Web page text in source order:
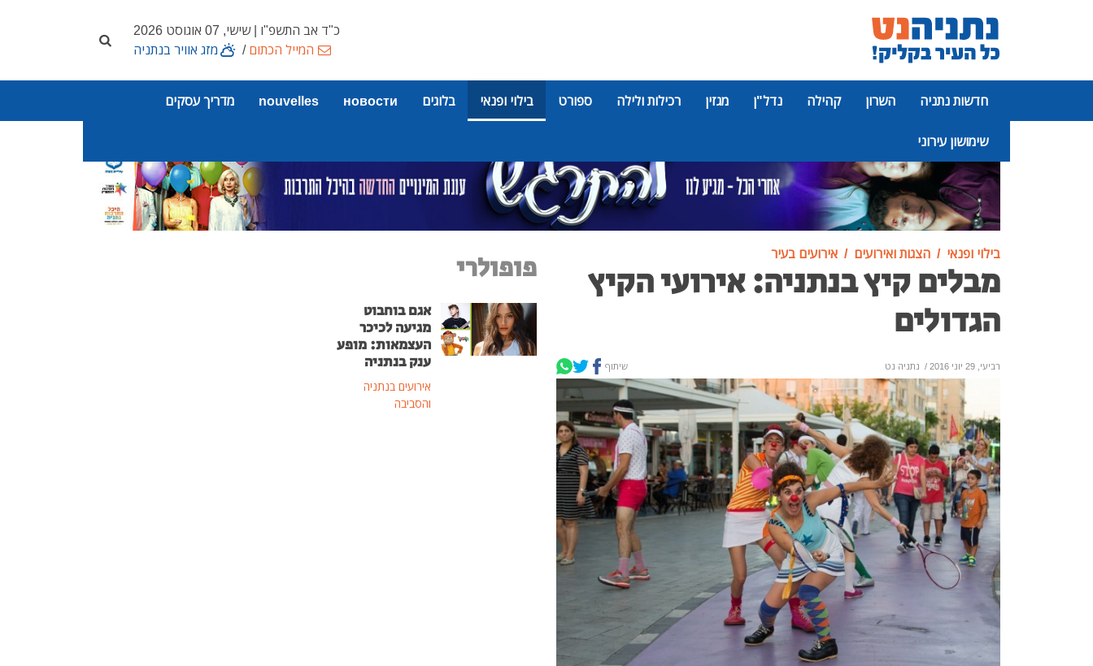
כ"ד אב התשפ"ו | שישי, 07 אוגוסט 2026
המייל הכתום/ מזג אוויר בנתניה
חדשות נתניה השרון קהילה נדל"ן מגזין רכילות ולילה ספורט בילוי ופנאי בלוגים новости
nouvelles מדריך עסקים
שימושון עירוני
פרסומת
בילוי ופנאי הצגות ואירועים אירועים בעיר
מבלים קיץ בנתניה: אירועי הקיץ
הגדולים
רביעי, 29 יוני 2016 / נתניה נט שיתוף
פופולרי
אגם בוחבוט
מגיעה לכיכר
העצמאות: מופע
ענק בנתניה
אירועים בנתניה
והסביבה